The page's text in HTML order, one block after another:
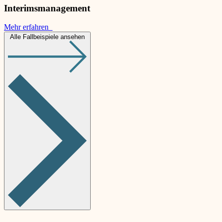
Interimsmanagement
Mehr erfahren
Alle Fallbeispiele ansehen